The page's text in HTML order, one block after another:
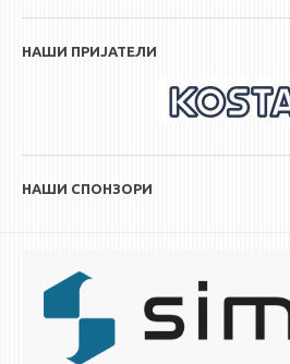
НАШИ ПРИЈАТЕЛИ
НАШИ СПОНЗОРИ